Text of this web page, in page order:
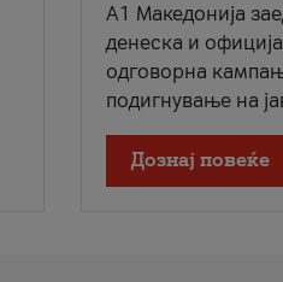
A1 Македонија
денеска и
одговорна
подигнување на
Дознај повеќе